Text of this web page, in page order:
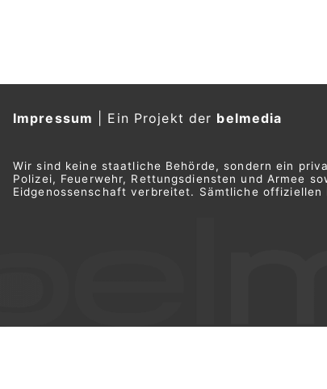
Impressum Ein Projekt der belmedia
Wir sind keine staatliche Behörde, sondern ein
Polizei, Feuerwehr, Rettungsdiensten und Armee
Eidgenossenschaft verbreitet. Sämtliche